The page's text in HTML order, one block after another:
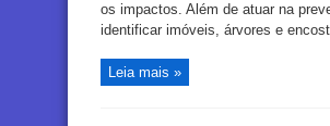
os impactos. Além de atuar na
identificar imóveis, árvores e
Leia mais »